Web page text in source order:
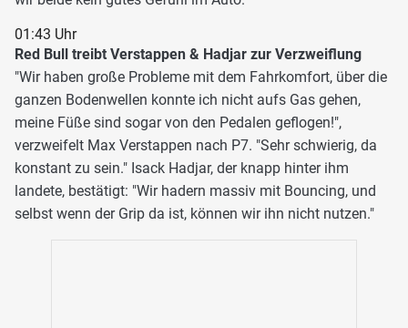
01:43 Uhr
Red Bull treibt Verstappen & Hadjar zur Verzweiflung
"Wir haben große Probleme mit dem Fahrkomfort, über die
ganzen Bodenwellen konnte ich nicht aufs Gas gehen,
meine Füße sind sogar von den Pedalen geflogen!",
verzweifelt Max Verstappen nach P7. "Sehr schwierig, da
konstant zu sein." Isack Hadjar, der knapp hinter ihm
landete, bestätigt: "Wir hadern massiv mit Bouncing, und
selbst wenn der Grip da ist, können wir ihn nicht nutzen."